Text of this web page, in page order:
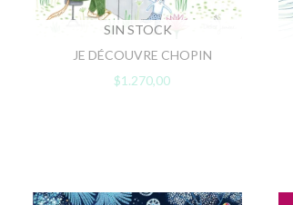
SIN STOCK
JE DÉCOUVRE CHOPIN
$1.270,00